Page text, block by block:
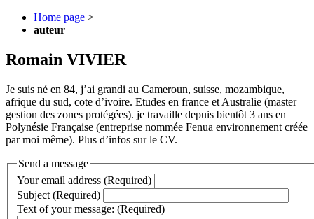
Home page >
auteur
Romain VIVIER
Je suis né en 84, j’ai grandi au Cameroun, suisse, mozambique,
afrique du sud, cote d’ivoire. Etudes en france et Australie (master
gestion des zones protégées). je travaille depuis bientôt 3 ans en
Polynésie Française (entreprise nommée Fenua environnement créée
par moi même). Plus d’infos sur le CV.
Send a message
Your email address (Required)
Subject (Required)
Text of your message: (Required)